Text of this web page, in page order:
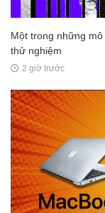
Một trong những
thử nghiệm
2 giờ trước